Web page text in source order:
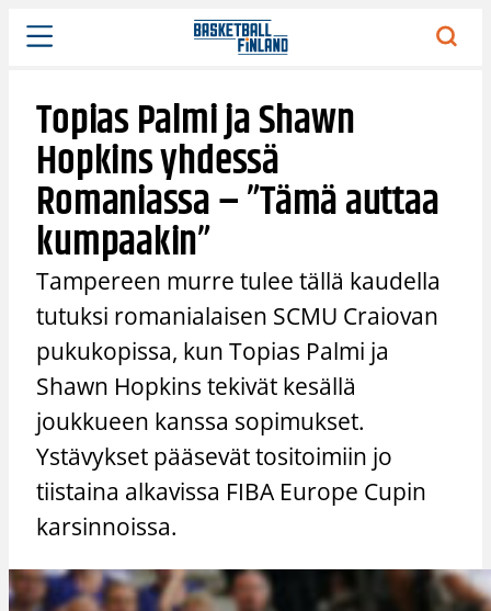
Siirry
sisältöön
Topias Palmi ja Shawn
Hopkins yhdessä
Romaniassa – ”Tämä auttaa
kumpaakin”
Tampereen murre tulee tällä kaudella
tutuksi romanialaisen SCMU Craiovan
pukukopissa, kun Topias Palmi ja
Shawn Hopkins tekivät kesällä
joukkueen kanssa sopimukset.
Ystävykset pääsevät tositoimiin jo
tiistaina alkavissa FIBA Europe Cupin
karsinnoissa.